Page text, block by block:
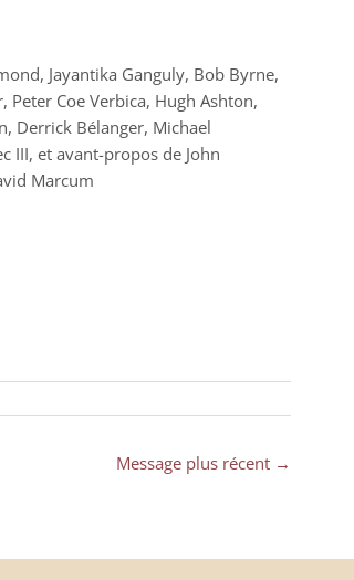
Jayantika Ganguly, Bob Byrne,
Coe Verbica, Hugh Ashton,
Derrick Bélanger, Michael
III, et avant-propos de John
Marcum
Message plus récent →